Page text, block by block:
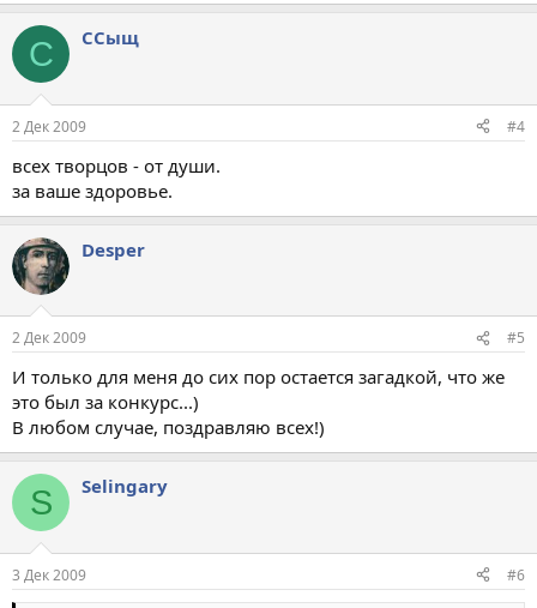
С ССыщ
2 Дек 2009 #4
всех творцов - от души.
за ваше здоровье.
Desper
2 Дек 2009 #5
И только для меня до сих пор остается загадкой, что же
это был за конкурс...)
В любом случае, поздравляю всех!)
S Selingary
3 Дек 2009 #6